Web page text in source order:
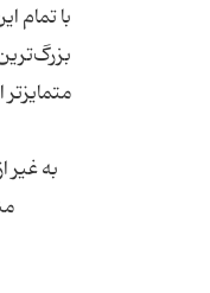
با تمام
به غیر